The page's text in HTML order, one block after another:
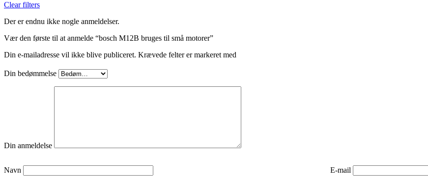
Clear filters
Der er endnu ikke nogle anmeldelser.
Vær den første til at anmelde “bosch M12B bruges til små motorer”
Din e-mailadresse vil ikke blive publiceret. Krævede felter er markeret med
Din bedømmelse
Din anmeldelse
Navn E-mail